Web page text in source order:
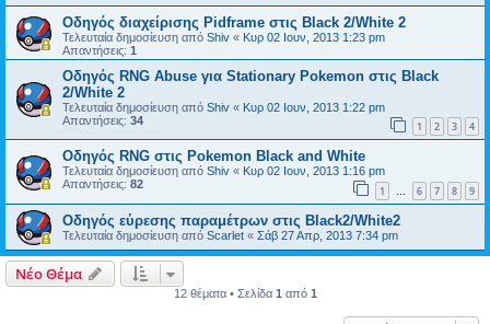
Οδηγός διαχείρισης Pidframe στις Black 2/White 2
Τελευταία δημοσίευση από Shiv « Κυρ 02 Ιουν, 2013 1:23 pm
Απαντήσεις: 1
Οδηγός RNG Abuse για Stationary Pokemon στις Black
2/White 2
Τελευταία δημοσίευση από Shiv « Κυρ 02 Ιουν, 2013 1:22 pm
Απαντήσεις: 34 1 2 3 4
Οδηγός RNG στις Pokemon Black and White
Τελευταία δημοσίευση από Shiv « Κυρ 02 Ιουν, 2013 1:16 pm
Απαντήσεις: 82 1 … 6 7 8 9
Οδηγός εύρεσης παραμέτρων στις Black2/White2
Τελευταία δημοσίευση από Scarlet « Σάβ 27 Απρ, 2013 7:34 pm
Νέο Θέμα
12 θέματα • Σελίδα 1 από 1